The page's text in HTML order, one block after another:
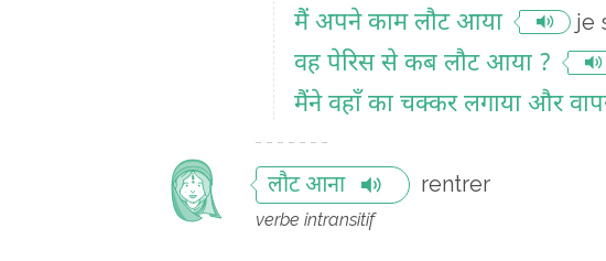
मैं अपने काम लौट आया je
वह पेरिस से कब लौट आया ?
मैंने वहाँ का चक्कर लगाया और
लौट आना rentrer
verbe intransitif